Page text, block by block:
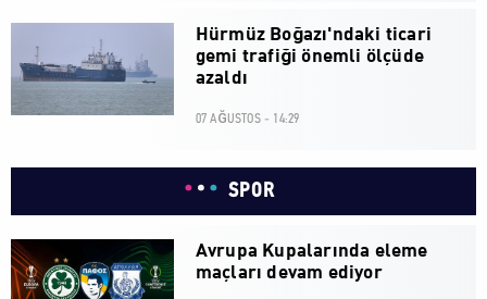
Hürmüz Boğazı'ndaki ticari
gemi trafiği önemli ölçüde
azaldı
07 AĞUSTOS - 14:29
SPOR
Avrupa Kupalarında eleme
maçları devam ediyor